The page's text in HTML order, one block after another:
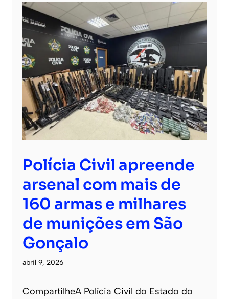
Polícia Civil apreende
arsenal com mais de
160 armas e milhares
de munições em São
Gonçalo
abril 9, 2026
CompartilheA Polícia Civil do Estado do